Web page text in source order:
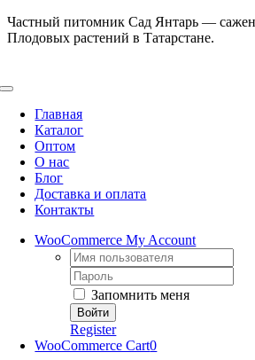
Skip
to
Частный питомник Сад Янтарь —
Плодовых растений в Татарстане.
Toggle
NavigationГлавная
Каталог
Оптом
О нас
Блог
Доставка и оплата
Контакты
WooCommerce My Account
Username:
Password:
Запомнить меня
Register
WooCommerce Cart0